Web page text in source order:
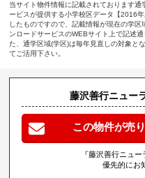
当サイト物件情報に記載されております
ービスが提供する小学校区データ【2016
したものですので、記載情報が現在の学
ンロードサービスのWEBサイト上で記述
た、通学区域(学区)は毎年見直しの対象と
てご活用下さい。
藤沢善行ニュー
この物件が売
『藤沢善行ニュ
優先的にお